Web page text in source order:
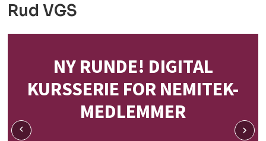
Rud VGS
NY RUNDE! DIGITAL
KURSSERIE FOR NEMITEK-
MEDLEMMER